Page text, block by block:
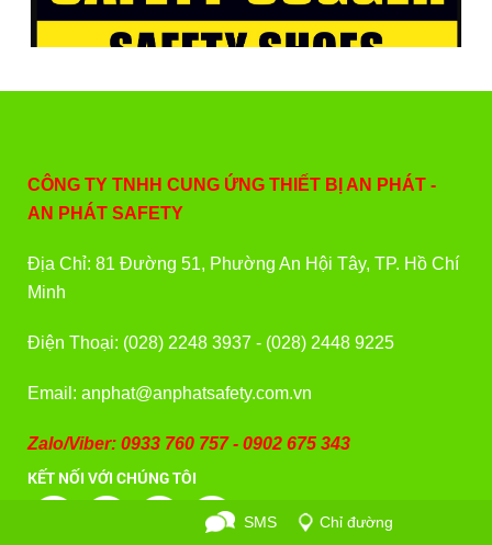
CÔNG TY TNHH CUNG ỨNG THIẾT BỊ AN PHÁT -
AN PHÁT SAFETY
Địa Chỉ: 81 Đường 51, Phường An Hội Tây, TP. Hồ Chí
Minh
Điện Thoại: (028) 2248 3937 - (028) 2448 9225
Email: anphat@anphatsafety.com.vn
Zalo/Viber: 0933 760 757 - 0902 675 343
KẾT NỐI VỚI CHÚNG TÔI
SMS Chỉ đường